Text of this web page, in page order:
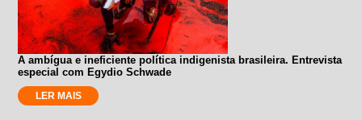
A ambígua e ineficiente política indigenista brasileira. Entrevista
especial com Egydio Schwade
LER MAIS